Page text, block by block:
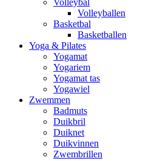
Volleybal
Volleyballen
Basketbal
Basketballen
Yoga & Pilates
Yogamat
Yogariem
Yogamat tas
Yogawiel
Zwemmen
Badmuts
Duikbril
Duiknet
Duikvinnen
Zwembrillen